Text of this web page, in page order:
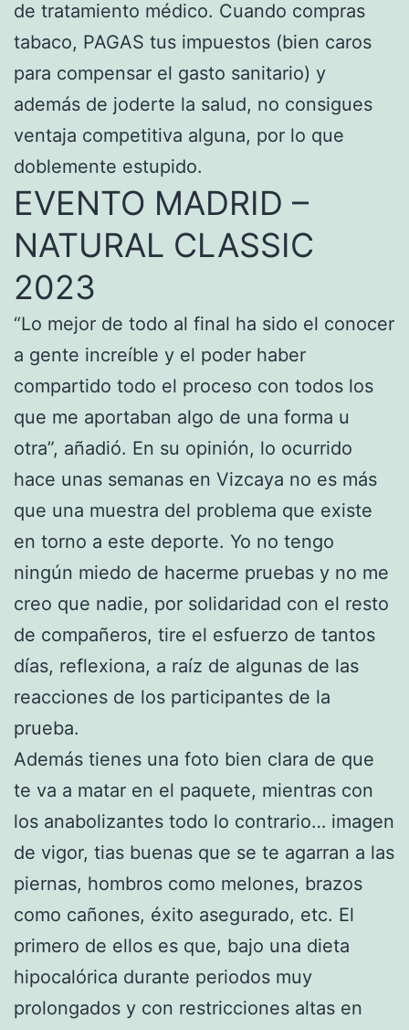
de tratamiento médico. Cuando compras
tabaco, PAGAS tus impuestos (bien caros
para compensar el gasto sanitario) y
además de joderte la salud, no consigues
ventaja competitiva alguna, por lo que
doblemente estupido.
EVENTO MADRID –
NATURAL CLASSIC
2023
“Lo mejor de todo al final ha sido el conocer
a gente increíble y el poder haber
compartido todo el proceso con todos los
que me aportaban algo de una forma u
otra”, añadió. En su opinión, lo ocurrido
hace unas semanas en Vizcaya no es más
que una muestra del problema que existe
en torno a este deporte. Yo no tengo
ningún miedo de hacerme pruebas y no me
creo que nadie, por solidaridad con el resto
de compañeros, tire el esfuerzo de tantos
días, reflexiona, a raíz de algunas de las
reacciones de los participantes de la
prueba.
Además tienes una foto bien clara de que
te va a matar en el paquete, mientras con
los anabolizantes todo lo contrario… imagen
de vigor, tias buenas que se te agarran a las
piernas, hombros como melones, brazos
como cañones, éxito asegurado, etc. El
primero de ellos es que, bajo una dieta
hipocalórica durante periodos muy
prolongados y con restricciones altas en